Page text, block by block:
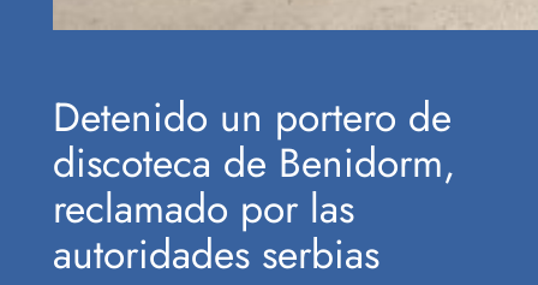
Detenido un portero de
discoteca de Benidorm,
reclamado por las
autoridades serbias